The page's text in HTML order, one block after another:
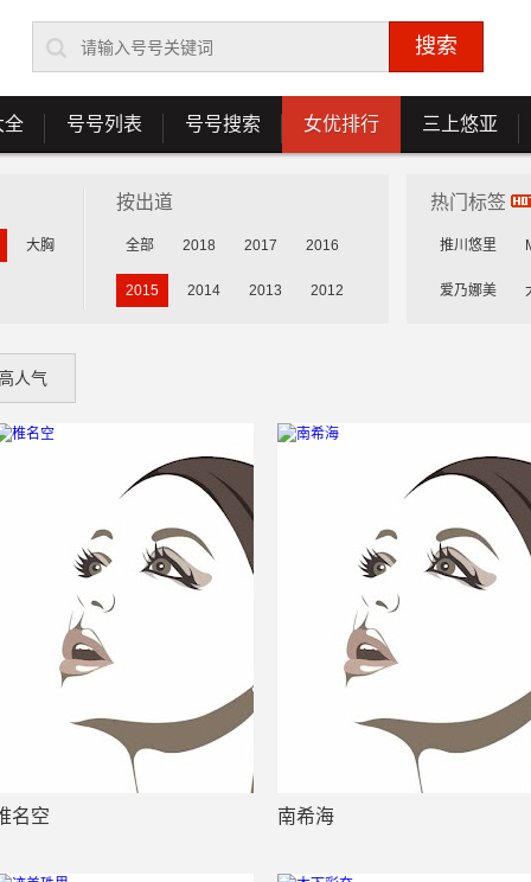
全 号号列表 号号搜索 女优排行 三上悠亚
大胸
按出道
全部 2018 2017 2016
2015 2014 2013 2012
热门标签
推川悠里
爱乃娜美
人气
名空 南希海